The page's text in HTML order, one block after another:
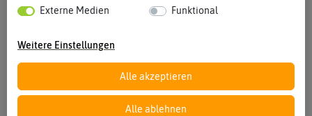
Externe Medien Funktional
Weitere Einstellungen
Alle akzeptieren
Alle ablehnen